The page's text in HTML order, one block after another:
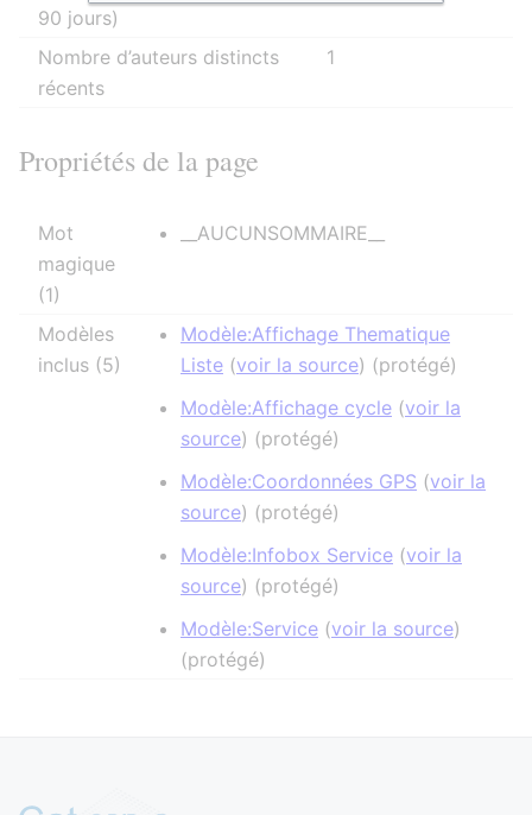
90 jours)
Nombre d’auteurs distincts
récents
1
Propriétés de la page
Mot
magique
(1)
__AUCUNSOMMAIRE__
Modèles
inclus (5)
Modèle:Affichage Thematique
Liste (voir la source) (protégé)
Modèle:Affichage cycle (voir la
source) (protégé)
Modèle:Coordonnées GPS (voir la
source) (protégé)
Modèle:Infobox Service (voir la
source) (protégé)
Modèle:Service (voir la source)
(protégé)